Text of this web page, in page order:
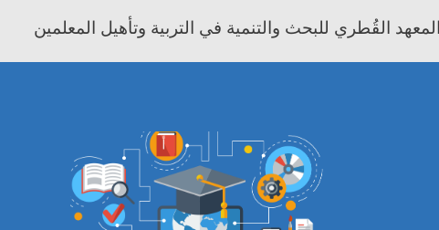
القُطري للبحث والتنمية في التربية وتأهيل المعلمين